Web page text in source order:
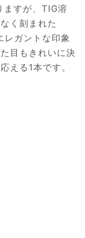
すが、TIG溶
く刻まれた
レガントな印象
目もきれいに決
える1本です。